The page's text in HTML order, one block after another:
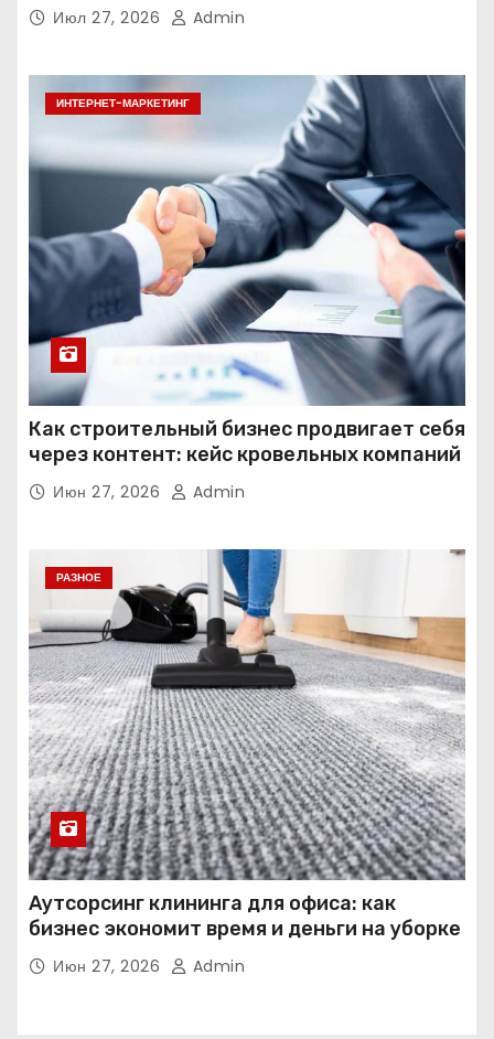
Июл 27, 2026 Admin
ИНТЕРНЕТ-МАРКЕТИНГ
Как строительный бизнес продвигает себя
через контент: кейс кровельных компаний
Июн 27, 2026 Admin
РАЗНОЕ
Аутсорсинг клининга для офиса: как
бизнес экономит время и деньги на уборке
Июн 27, 2026 Admin